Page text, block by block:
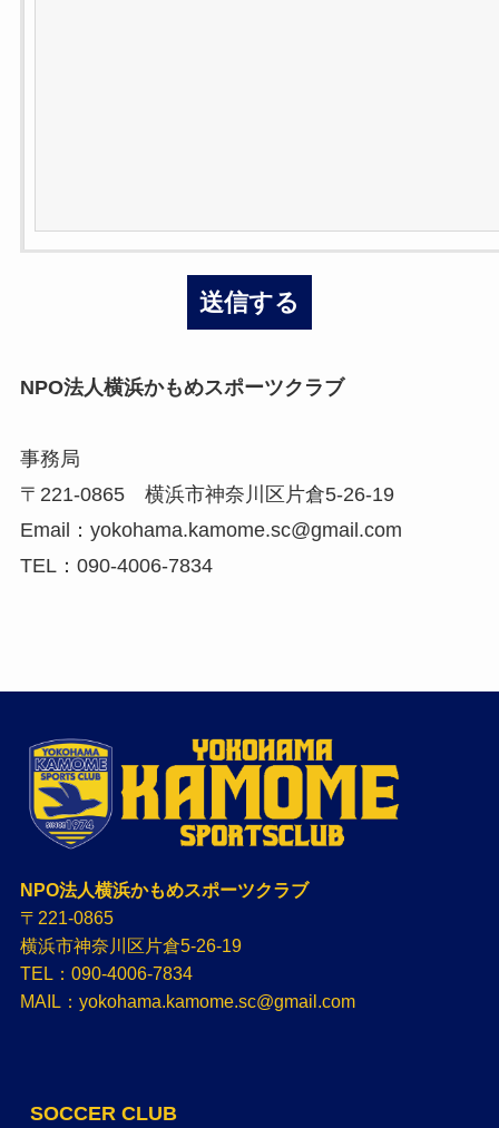
NPO法人横浜かもめスポーツクラブ
事務局
〒221-0865 横浜市神奈川区片倉5-26-19
Email：yokohama.kamome.sc@gmail.com
TEL：090-4006-7834
NPO法人横浜かもめスポーツクラブ
〒221-0865
横浜市神奈川区片倉5-26-19
TEL：090-4006-7834
MAIL：yokohama.kamome.sc@gmail.com
SOCCER CLUB